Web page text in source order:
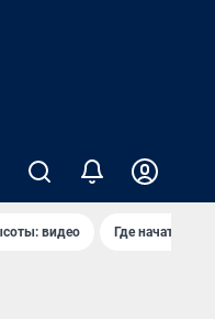
видео Где начать